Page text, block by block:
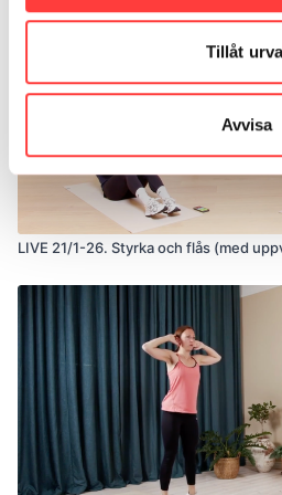
Tillåt
Avvisa
LIVE 21/1-26. Styrka och flås (med